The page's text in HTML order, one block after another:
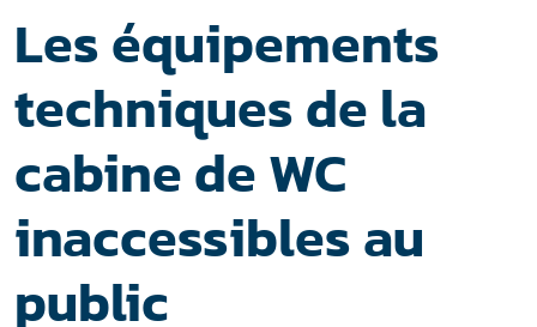
Les équipements
techniques de la
cabine de WC
inaccessibles au
public